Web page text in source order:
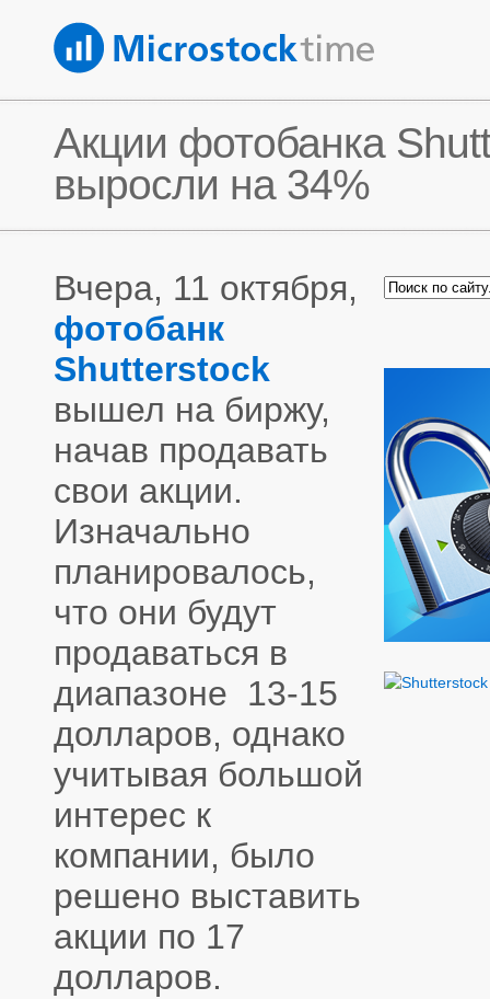
Акции фотобанка
выросли на 34%
Вчера, 11 октября,
фотобанк
Shutterstock
вышел на биржу,
начав продавать
свои акции.
Изначально
планировалось,
что они будут
продаваться в
диапазоне 13-15
долларов, однако
учитывая большой
интерес к
компании, было
решено выставить
акции по 17
долларов.